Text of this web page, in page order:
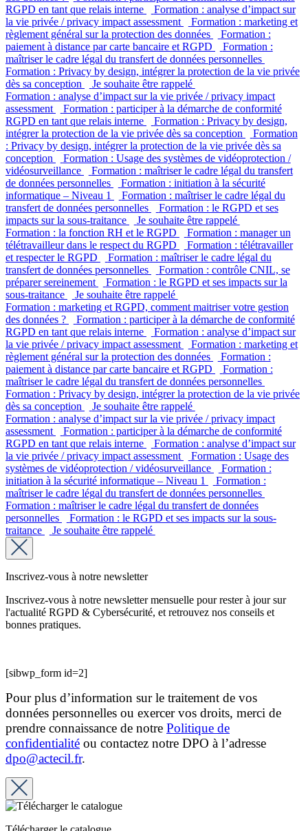
RGPD en tant que relais interne
Formation : analyse d’impact sur
la vie privée / privacy impact assessment
Formation : marketing et
règlement général sur la protection des données
Formation :
paiement à distance par carte bancaire et RGPD
Formation :
maîtriser le cadre légal du transfert de données personnelles
Formation : Privacy by design, intégrer la protection de la vie privée
dès sa conception
Je souhaite être rappelé
Formation : analyse d’impact sur la vie privée / privacy impact
assessment
Formation : participer à la démarche de conformité
RGPD en tant que relais interne
Formation : Privacy by design,
intégrer la protection de la vie privée dès sa conception
Formation
: Privacy by design, intégrer la protection de la vie privée dès sa
conception
Formation : Usage des systèmes de vidéoprotection /
vidéosurveillance
Formation : maîtriser le cadre légal du transfert
de données personnelles
Formation : initiation à la sécurité
informatique – Niveau 1
Formation : maîtriser le cadre légal du
transfert de données personnelles
Formation : le RGPD et ses
impacts sur la sous-traitance
Je souhaite être rappelé
Formation : la fonction RH et le RGPD
Formation : manager un
télétravailleur dans le respect du RGPD
Formation : télétravailler
et respecter le RGPD
Formation : maîtriser le cadre légal du
transfert de données personnelles
Formation : contrôle CNIL, se
préparer sereinement
Formation : le RGPD et ses impacts sur la
sous-traitance
Je souhaite être rappelé
Formation : marketing et RGPD, comment maitriser votre gestion
des données ?
Formation : participer à la démarche de conformité
RGPD en tant que relais interne
Formation : analyse d’impact sur
la vie privée / privacy impact assessment
Formation : marketing et
règlement général sur la protection des données
Formation :
paiement à distance par carte bancaire et RGPD
Formation :
maîtriser le cadre légal du transfert de données personnelles
Formation : Privacy by design, intégrer la protection de la vie privée
dès sa conception
Je souhaite être rappelé
Formation : analyse d’impact sur la vie privée / privacy impact
assessment
Formation : participer à la démarche de conformité
RGPD en tant que relais interne
Formation : analyse d’impact sur
la vie privée / privacy impact assessment
Formation : Usage des
systèmes de vidéoprotection / vidéosurveillance
Formation :
initiation à la sécurité informatique – Niveau 1
Formation :
maîtriser le cadre légal du transfert de données personnelles
Formation : maîtriser le cadre légal du transfert de données
personnelles
Formation : le RGPD et ses impacts sur la sous-
traitance
Je souhaite être rappelé
Inscrivez-vous à notre newsletter
Inscrivez-vous à notre newsletter mensuelle pour rester à jour sur
l'actualité RGPD & Cybersécurité, et retrouvez nos conseils et
bonnes pratiques.
[sibwp_form id=2]
Pour plus d’information sur le traitement de vos
données personnelles ou exercer vos droits, merci de
prendre connaissance de notre Politique de
confidentialité ou contactez notre DPO à l’adresse
dpo@actecil.fr.